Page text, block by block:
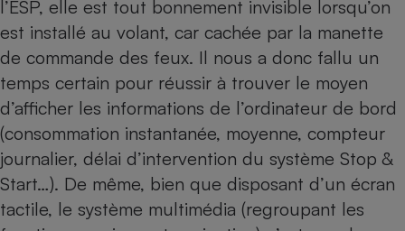
l’ESP, elle est tout bonnement invisible lorsqu’on
est installé au volant, car cachée par la manette
de commande des feux. Il nous a donc fallu un
temps certain pour réussir à trouver le moyen
d’afficher les informations de l’ordinateur de bord
(consommation instantanée, moyenne, compteur
journalier, délai d’intervention du système Stop &
Start…). De même, bien que disposant d’un écran
tactile, le système multimédia (regroupant les